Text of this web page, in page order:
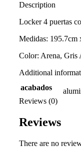
Description
Locker 4 puertas
Medidas: 195.7cm
Color: Arena, Gris
Additional
acabados
Reviews (0)
Reviews
There are no